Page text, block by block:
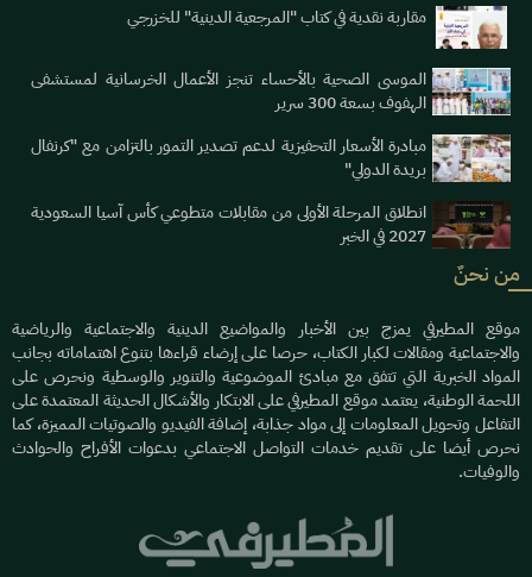
مقاربة نقدية في كتاب "المرجعية الدينية" للخزرجي
الموسى الصحية بالأحساء تنجز الأعمال الخرسانية لمستشفى
الهفوف بسعة 300 سرير
مبادرة الأسعار التحفيزية لدعم تصدير التمور بالتزامن مع "كرنفال
بريدة الدولي"
انطلاق المرحلة الأولى من مقابلات متطوعي كأس آسيا السعودية
2027 في الخبر
من نحنٌ
موقع المطيرفي يمزج بين الأخبار والمواضيع الدينية والاجتماعية والرياضية
والاجتماعية ومقالات لكبار الكتاب، حرصا على إرضاء قراءها بتنوع اهتماماته بجانب
المواد الخبرية التي تتفق مع مبادئ الموضوعية والتنوير والوسطية ونحرص على
اللحمة الوطنية، يعتمد موقع المطيرفي على الابتكار والأشكال الحديثة المعتمدة على
التفاعل وتحويل المعلومات إلى مواد جذابة، إضافة الفيديو والصوتيات المميزة، كما
نحرص أيضا على تقديم خدمات التواصل الاجتماعي بدعوات الأفراح والحوادث
والوفيات.